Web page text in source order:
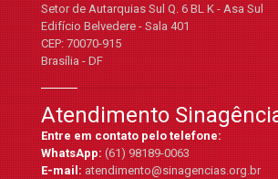
Setor de Autarquias Sul Q. 6 BL K - Asa Sul
Edifício Belvedere - Sala 401
CEP: 70070-915
Brasília - DF
Atendimento
Entre em contato pelo telefone:
WhatsApp:(61) 98189-0063
E-mail:atendimento@sinagencias.org.br